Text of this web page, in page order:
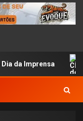
da Imprensa